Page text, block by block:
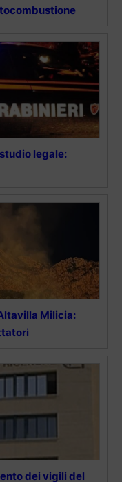
legale:
Milicia:
dei vigili del